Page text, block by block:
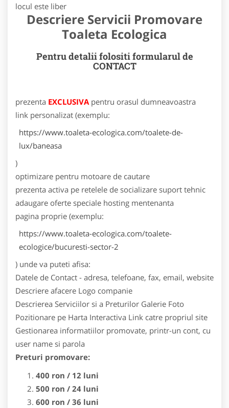
locul este liber
Descriere Servicii Promovare
Toaleta Ecologica
Pentru detalii folositi formularul de
CONTACT
prezenta EXCLUSIVA pentru orasul dumneavoastra
link personalizat (exemplu:
https://www.toaleta-ecologica.com/toalete-de-
lux/baneasa
)
optimizare pentru motoare de cautare
prezenta activa pe retelele de socializare suport tehnic
adaugare oferte speciale hosting mentenanta
pagina proprie (exemplu:
https://www.toaleta-ecologica.com/toalete-
ecologice/bucuresti-sector-2
) unde va puteti afisa:
Datele de Contact - adresa, telefoane, fax, email, website
Descriere afacere Logo companie
Descrierea Serviciilor si a Preturilor Galerie Foto
Pozitionare pe Harta Interactiva Link catre propriul site
Gestionarea informatiilor promovate, printr-un cont, cu
user name si parola
Preturi promovare:
400 ron / 12 luni
500 ron / 24 luni
600 ron / 36 luni